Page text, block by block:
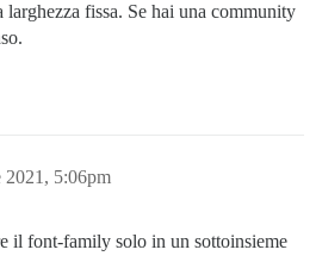
fissa. Se hai una community
2021, 5:06pm
il font-family solo in un sottoinsieme